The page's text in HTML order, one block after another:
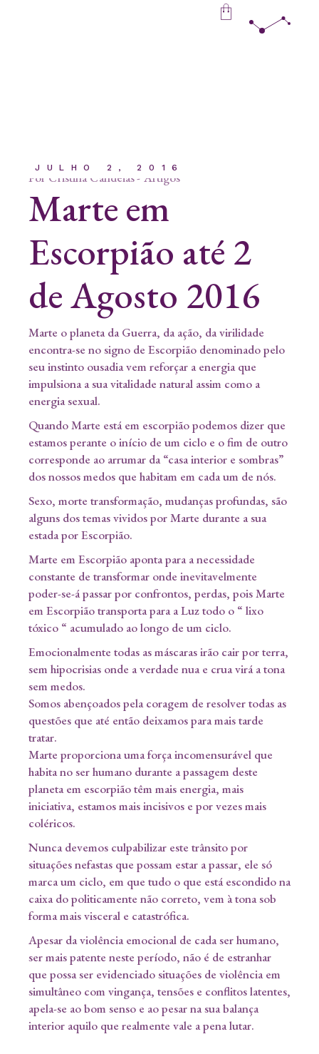
JULHO 2, 2016
Por Cristina Candeias Artigos
Marte em
Escorpião até 2
de Agosto 2016
Marte o planeta da Guerra, da ação, da virilidade
encontra-se no signo de Escorpião denominado pelo
seu instinto ousadia vem reforçar a energia que
impulsiona a sua vitalidade natural assim como a
energia sexual.
Quando Marte está em escorpião podemos dizer que
estamos perante o início de um ciclo e o fim de outro
corresponde ao arrumar da “casa interior e sombras”
dos nossos medos que habitam em cada um de nós.
Sexo, morte transformação, mudanças profundas, são
alguns dos temas vividos por Marte durante a sua
estada por Escorpião.
Marte em Escorpião aponta para a necessidade
constante de transformar onde inevitavelmente
poder-se-á passar por confrontos, perdas, pois Marte
em Escorpião transporta para a Luz todo o “ lixo
tóxico “ acumulado ao longo de um ciclo.
Emocionalmente todas as máscaras irão cair por terra,
sem hipocrisias onde a verdade nua e crua virá a tona
sem medos.
Somos abençoados pela coragem de resolver todas as
questões que até então deixamos para mais tarde
tratar.
Marte proporciona uma força incomensurável que
habita no ser humano durante a passagem deste
planeta em escorpião têm mais energia, mais
iniciativa, estamos mais incisivos e por vezes mais
coléricos.
Nunca devemos culpabilizar este trânsito por
situações nefastas que possam estar a passar, ele só
marca um ciclo, em que tudo o que está escondido na
caixa do politicamente não correto, vem à tona sob
forma mais visceral e catastrófica.
Apesar da violência emocional de cada ser humano,
ser mais patente neste período, não é de estranhar
que possa ser evidenciado situações de violência em
simultâneo com vingança, tensões e conflitos latentes,
apela-se ao bom senso e ao pesar na sua balança
interior aquilo que realmente vale a pena lutar.